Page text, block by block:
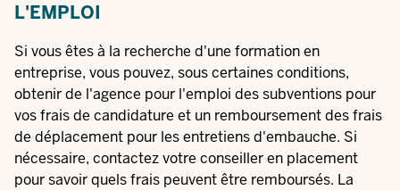
L'EMPLOI
Si vous êtes à la recherche d'une formation en
entreprise, vous pouvez, sous certaines conditions,
obtenir de l'agence pour l'emploi des subventions pour
vos frais de candidature et un remboursement des frais
de déplacement pour les entretiens d'embauche. Si
nécessaire, contactez votre conseiller en placement
pour savoir quels frais peuvent être remboursés. La